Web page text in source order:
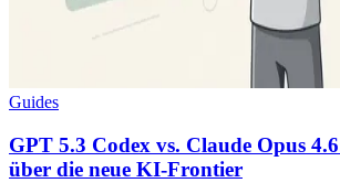
Guides
GPT 5.3 Codex vs. Claude Opus
über die neue KI-Frontier